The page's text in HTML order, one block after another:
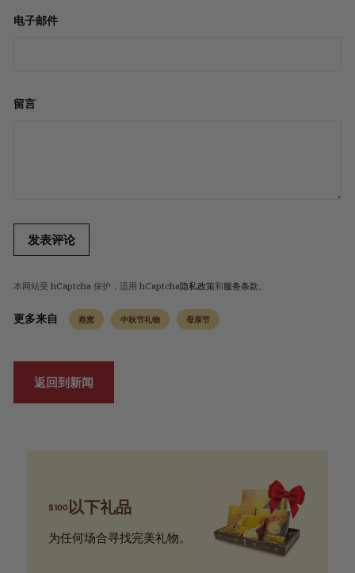
电子邮件
留言
发表评论
本网站受 hCaptcha 保护，适用 hCaptcha隐私政策和服务条款。
更多来自 燕窝 中秋节礼物 母亲节
返回到新闻
$100 以下礼品
为任何场合寻找完美礼物。